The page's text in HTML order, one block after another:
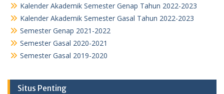
Kalender Akademik Semester Genap Tahun 2022-2023
Kalender Akademik Semester Gasal Tahun 2022-2023
Semester Genap 2021-2022
Semester Gasal 2020-2021
Semester Gasal 2019-2020
Situs Penting